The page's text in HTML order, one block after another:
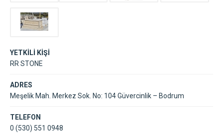
YETKİLİ KİŞİ
RR STONE
ADRES
Meşelik Mah. Merkez Sok. No: 104 Güvercinlik – Bodrum
TELEFON
0 (530) 551 0948